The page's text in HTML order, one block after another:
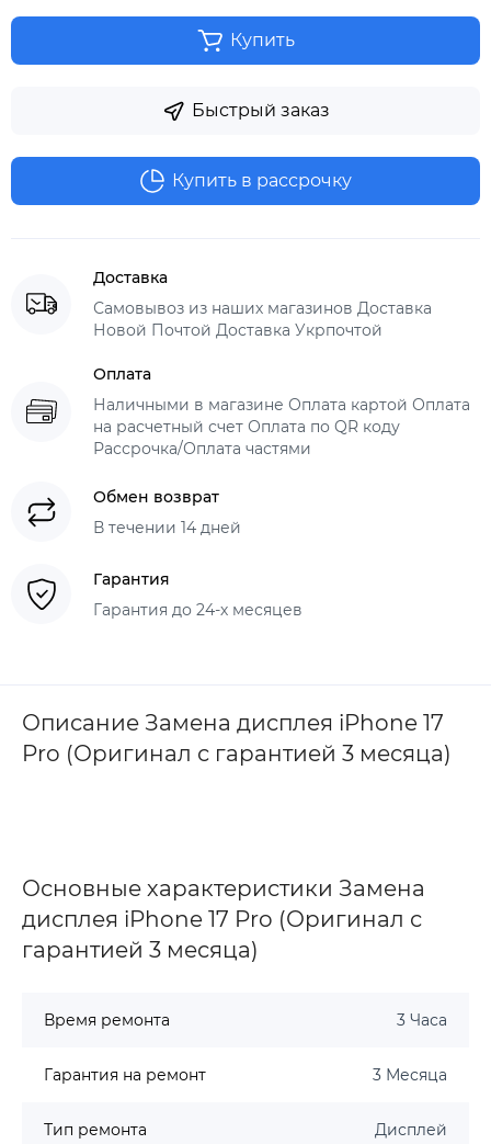
Купить
Быстрый заказ
Купить в рассрочку
Доставка
Самовывоз из наших магазинов Доставка
Новой Почтой Доставка Укрпочтой
Оплата
Наличными в магазине Оплата картой Оплата
на расчетный счет Оплата по QR коду
Рассрочка/Оплата частями
Обмен возврат
В течении 14 дней
Гарантия
Гарантия до 24-х месяцев
Описание Замена дисплея iPhone 17
Pro (Оригинал с гарантией 3 месяца)
Основные характеристики Замена
дисплея iPhone 17 Pro (Оригинал с
гарантией 3 месяца)
Время ремонта 3 Часа
Гарантия на ремонт 3 Месяца
Тип ремонта Дисплей